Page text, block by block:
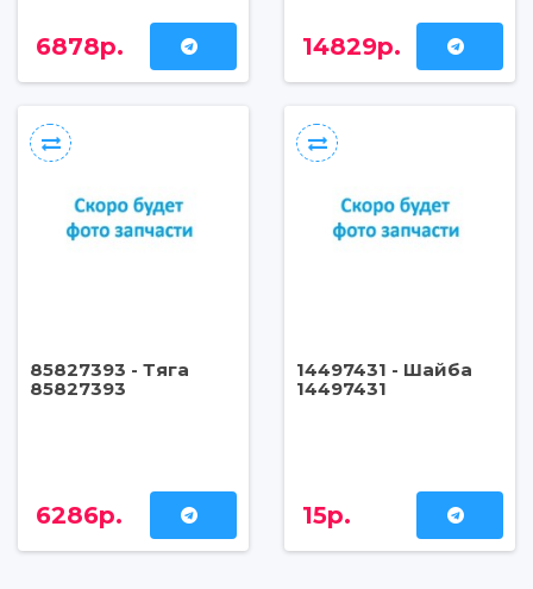
6878р. 14829р.
85827393 - Тяга
85827393
6286р.
14497431 - Шайба
14497431
15р.